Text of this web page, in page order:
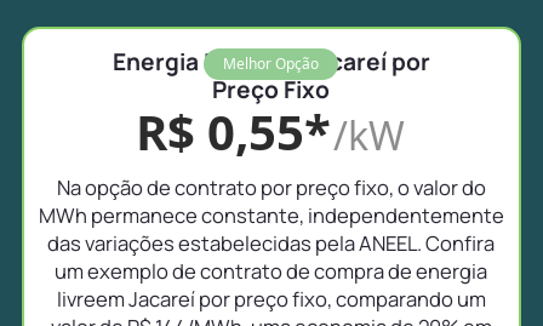
Melhor Opção
Energia Livre em Jacareí por
Preço Fixo
R$ 0,55*/kW
Na opção de contrato por preço fixo, o valor do
MWh permanece constante, independentemente
das variações estabelecidas pela ANEEL. Confira
um exemplo de contrato de compra de energia
livreem Jacareí por preço fixo, comparando um